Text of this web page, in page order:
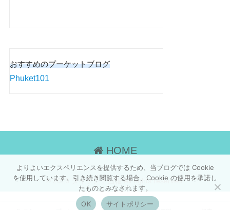
おすすめのプーケットブログ
Phuket101
HOME
© 2026 タイランド画報 All rights reserved.
よりよいエクスペリエンスを提供するため、当ブログでは Cookie
を使用しています。引き続き閲覧する場合、Cookie の使用を承諾し
たものとみなされます。
OK
サイトポリシー